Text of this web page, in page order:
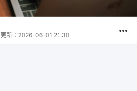
更新： 2026-06-01 21:30